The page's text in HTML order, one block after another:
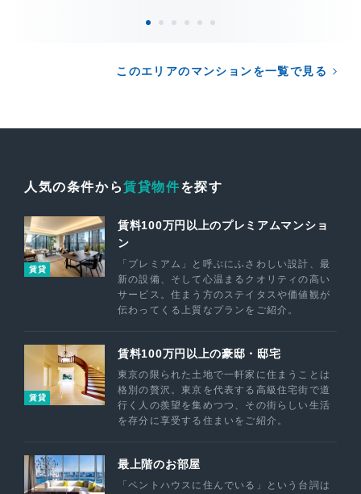
このエリアのマンションを一覧で見る
人気の条件から賃貸物件を探す
賃貸
賃料100万円以上のプレミアムマンショ
ン
「プレミアム」と呼ぶにふさわしい設計、最
新の設備、そして心温まるクオリティの高い
サービス。住まう方のステイタスや価値観が
伝わってくる上質なプランをご紹介。
賃貸
賃料100万円以上の豪邸・邸宅
東京の限られた土地で一軒家に住まうことは
格別の贅沢。東京を代表する高級住宅街で道
行く人の羨望を集めつつ、その街らしい生活
を存分に享受する住まいをご紹介。
最上階のお部屋
「ペントハウスに住んでいる」という台詞は